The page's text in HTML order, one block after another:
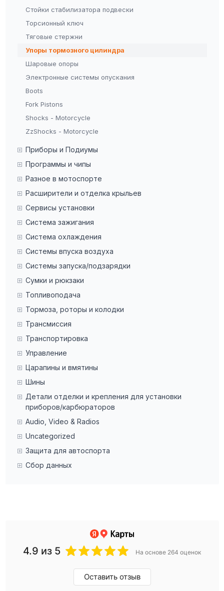
Стойки стабилизатора подвески
Торсионный ключ
Тяговые стержни
Упоры тормозного цилиндра
Шаровые опоры
Электронные системы опускания
Boots
Fork Pistons
Shocks - Motorcycle
ZzShocks - Motorcycle
Приборы и Подиумы
Программы и чипы
Разное в мотоспорте
Расширители и отделка крыльев
Сервисы установки
Система зажигания
Система охлаждения
Системы впуска воздуха
Системы запуска/подзарядки
Сумки и рюкзаки
Топливоподача
Тормоза, роторы и колодки
Трансмиссия
Транспортировка
Управление
Царапины и вмятины
Шины
Детали отделки и крепления для установки
приборов/карбюраторов
Audio, Video & Radios
Uncategorized
Защита для автоспорта
Сбор данных
4.9 из 5 На основе 264 оценок
Оставить отзыв